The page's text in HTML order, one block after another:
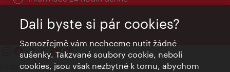
Kontakty
Dali byste si pár cookies?
Samozřejmě vám nechceme nutit žádné
sušenky. Takzvané soubory cookie, neboli
cookies, jsou však nezbytné k tomu, abychom